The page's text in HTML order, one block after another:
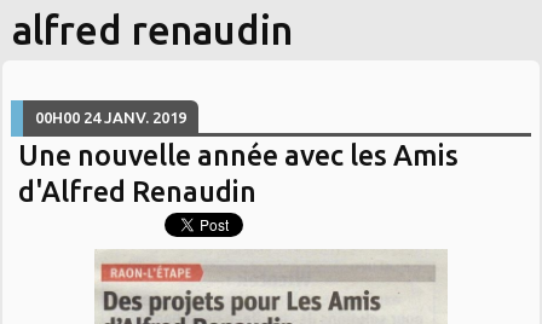
alfred renaudin
00H00 24 JANV. 2019
Une nouvelle année avec les Amis
d'Alfred Renaudin